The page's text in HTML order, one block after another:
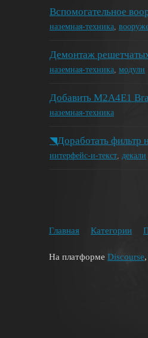
Вспомогательное
наземная-техника,
Демонтаж
наземная-техника, модули
Добавить M2A4E1
наземная-техника
◥Доработать фильтр
интерфейс-и-текст, декали
Главная Категории
На платформе Discourse